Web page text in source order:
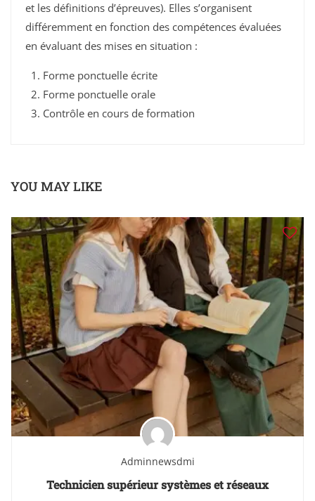
et les définitions d’épreuves). Elles s’organisent
différemment en fonction des compétences évaluées
en évaluant des mises en situation :
Forme ponctuelle écrite
Forme ponctuelle orale
Contrôle en cours de formation
YOU MAY LIKE
Adminnewsdmi
Technicien supérieur systèmes et réseaux